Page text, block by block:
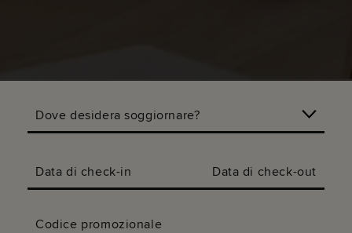
Dove desidera soggiornare?
Data di check-in Data di check-out
Codice promozionale